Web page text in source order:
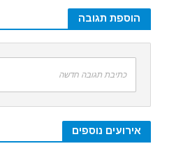
הוספת תגובה
כתיבת תגובה חדשה
אירועים נוספים